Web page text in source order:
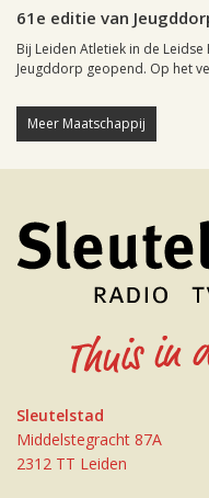
61e editie van
Bij Leiden Atletiek in de
Jeugddorp geopend. Op het
Meer Maatschappij
Sleutelstad
Middelstegracht 87A
2312 TT Leiden